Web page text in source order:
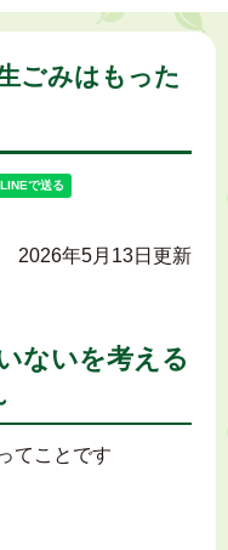
ごみはもった
2026年5月13日更新
ないを考える
てことです